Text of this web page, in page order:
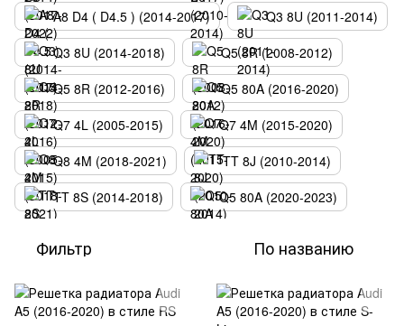
A8 D4 ( D4.5 ) (2014-2017)
Q3 8U (2011-2014)
Q3 8U (2014-2018)
Q5 8R (2008-2012)
Q5 8R (2012-2016)
Q5 80A (2016-2020)
Q7 4L (2005-2015)
Q7 4M (2015-2020)
Q8 4M (2018-2021)
TT 8J (2010-2014)
TT 8S (2014-2018)
Q5 80A (2020-2023)
Фильтр По названию